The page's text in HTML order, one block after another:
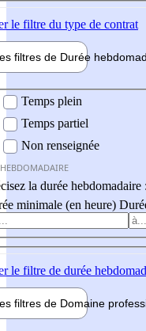
le filtre du type de contrat
filtres de Durée hebdo
Temps plein
Temps partiel
Non renseignée
la durée hebdomadaire :
minimale (en heure)
le filtre de durée
filtres de Domaine pro